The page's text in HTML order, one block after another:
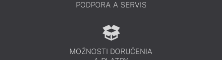
PODPORA A SERVIS
MOŽNOSTI DORUČENIA